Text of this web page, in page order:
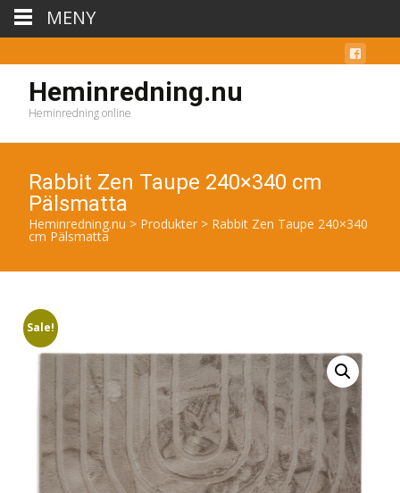
Heminredning.nu
Heminredning online
Rabbit Zen Taupe 240×340 cm
Pälsmatta
Heminredning.nu > Produkter > Rabbit Zen Taupe 240×340
cm Pälsmatta
Sale!
MENY